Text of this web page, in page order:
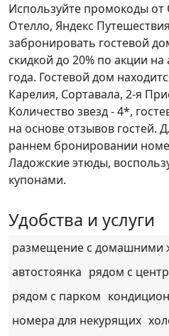
Используйте промокоды от
Отелло, Яндекс
забронировать гостевой
скидкой до 20% по акции на
года. Гостевой дом
Карелия, Сортавала, 2-я
Количество звезд - 4*,
на основе отзывов гостей.
раннем бронировании
Ладожские этюды,
купонами.
Удобства и услуги
размещение с домашними
автостоянка рядом с
рядом с парком
номера для некурящих